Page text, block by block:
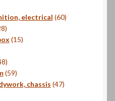
electrical 6060
28
produits
1515
48
produits
5959
produits
chassis 4747